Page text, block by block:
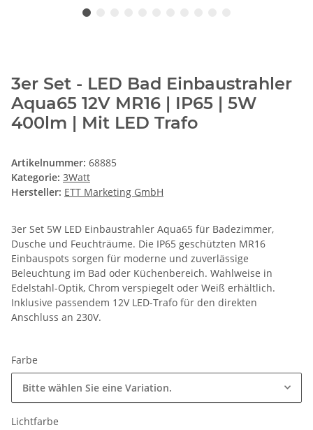
3er Set - LED Bad Einbaustrahler
Aqua65 12V MR16 | IP65 | 5W
400lm | Mit LED Trafo
Artikelnummer: 68885
Kategorie: 3Watt
Hersteller: ETT Marketing GmbH
3er Set 5W LED Einbaustrahler Aqua65 für Badezimmer,
Dusche und Feuchträume. Die IP65 geschützten MR16
Einbauspots sorgen für moderne und zuverlässige
Beleuchtung im Bad oder Küchenbereich. Wahlweise in
Edelstahl-Optik, Chrom verspiegelt oder Weiß erhältlich.
Inklusive passendem 12V LED-Trafo für den direkten
Anschluss an 230V.
Farbe
Bitte wählen Sie eine Variation.
Lichtfarbe